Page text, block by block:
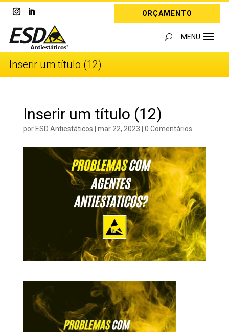
ORÇAMENTO
Inserir um título (12)
Inserir um título (12)
porESD Antiestáticos | mar 22, 2023 | 0 Comentários